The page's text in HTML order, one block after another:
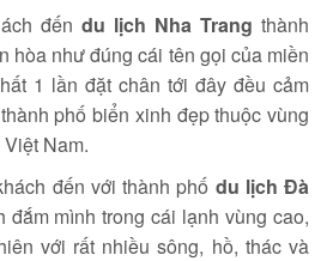
đến du lịch Nha Trang thành
hòa như đúng cái tên gọi của miền
1 lần đặt chân tới đây đều cảm
phố biển xinh đẹp thuộc vùng
Nam.
đến với thành phố du lịch Đà
đắm mình trong cái lạnh vùng cao,
với rất nhiều sông, hồ, thác và